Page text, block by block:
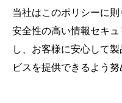
当社はこのポリシーに則
安全性の高い情報セキュ
し、お客様に安心して
ビスを提供できるよう努